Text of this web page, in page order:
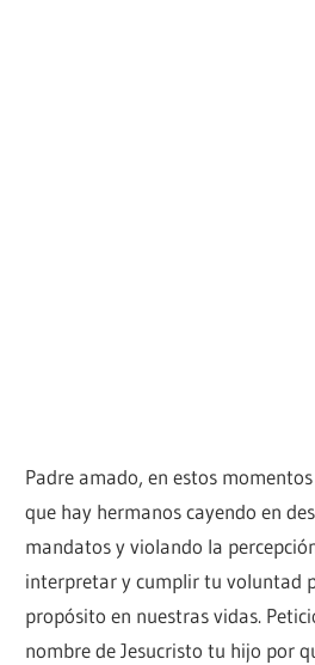
Padre amado, en estos
que hay hermanos cayendo en
mandatos y violando la
interpretar y cumplir tu voluntad
propósito en nuestras vidas.
nombre de Jesucristo tu hijo por